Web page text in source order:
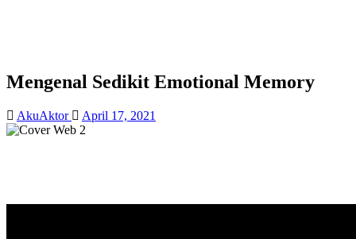
Mengenal Sedikit Emotional Memory
AkuAktor April 17, 2021